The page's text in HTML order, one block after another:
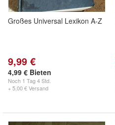
Großes Universal Lexikon A-Z
9,99 €
4,99 € Bieten
Noch 1 Tag 4 Std.
+ 5,00 € Versand